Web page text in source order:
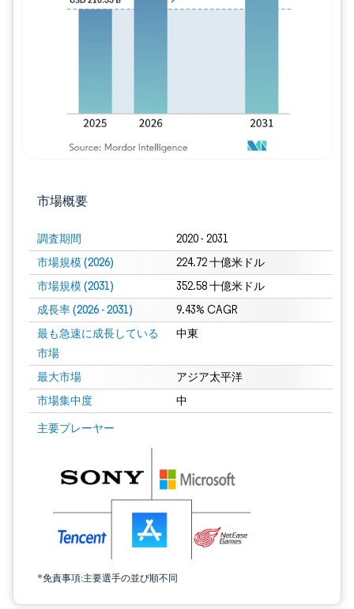
市場概要
調査期間 2020 - 2031
市場規模 (2026) 224.72 十億米ドル
市場規模 (2031) 352.58 十億米ドル
成長率 (2026 - 2031) 9.43% CAGR
最も急速に成長している
市場
中東
最大市場 アジア太平洋
市場集中度 中
主要プレーヤー
*免責事項:主要選手の並び順不同
画像 © Mordor Intelligence。再利用にはCC BY 4.0の表示が必要です。